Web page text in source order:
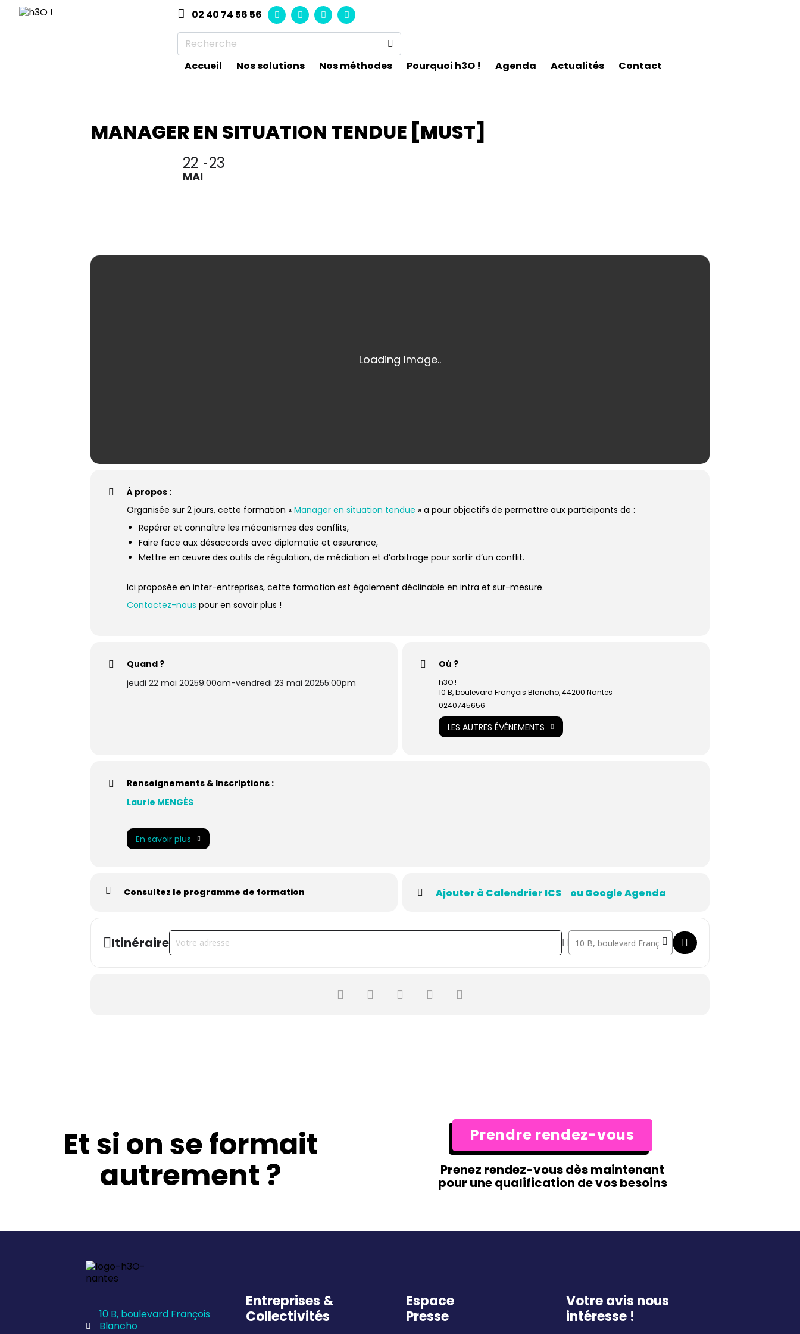
02 40 74 56 56
Accueil Nos solutions Nos méthodes Pourquoi h3O ! Agenda Actualités Contact
MANAGER EN SITUATION TENDUE [MUST]
22
MAI
23
À propos :
Organisée sur 2 jours, cette formation « Manager en situation tendue » a pour objectifs de permettre aux participants de :
Repérer et connaître les mécanismes des conflits,
Faire face aux désaccords avec diplomatie et assurance,
Mettre en œuvre des outils de régulation, de médiation et d’arbitrage pour sortir d’un conflit.
Ici proposée en inter-entreprises, cette formation est également déclinable en intra et sur-mesure.
Contactez-nous pour en savoir plus !
Quand ?
jeudi 22 mai 20259:00am-vendredi 23 mai 20255:00pm
Où ?
h3O !
10 B, boulevard François Blancho, 44200 Nantes
0240745656
LES AUTRES ÉVÉNEMENTS
Renseignements & Inscriptions :
Laurie MENGÈS
En savoir plus
Consultez le programme de formation Ajouter à Calendrier ICS ou Google Agenda
ItinéraireAddress - Manager en situation tendue [MUST] [] Destination Address - Manager en situation tendue
Et si on se formait
autrement ?
Prendre rendez-vous
Prenez rendez-vous dès maintenant
pour une qualification de vos besoins
10 B, boulevard François
Blancho
Entreprises &
Collectivités
Espace
Presse
Votre avis nous
intéresse !